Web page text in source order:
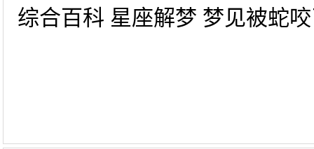
综合百科 星座解梦 梦见被蛇